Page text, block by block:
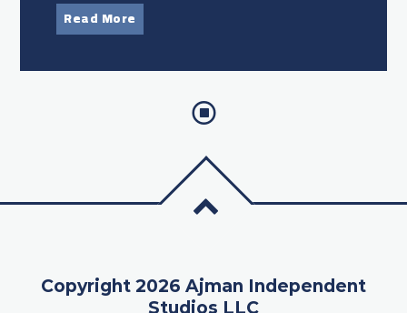
Read More
Copyright 2026 Ajman Independent
Studios LLC